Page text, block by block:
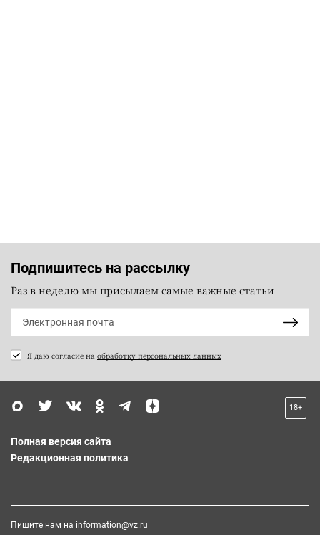
Подпишитесь на рассылку
Раз в неделю мы присылаем самые важные статьи
Я даю согласие на обработку персональных данных
18+
Полная версия сайта
Редакционная политика
Пишите нам на information@vz.ru